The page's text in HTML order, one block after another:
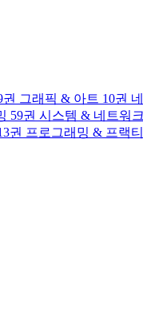
권 그래픽 & 아트 10권
59권 시스템 & 네트워크
권 프로그래밍 & 프랙